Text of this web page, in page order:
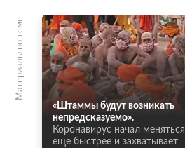
Материалы по теме
«Штаммы будут возникать
непредсказуемо».
Коронавирус начал меняться
еще быстрее и захватывает